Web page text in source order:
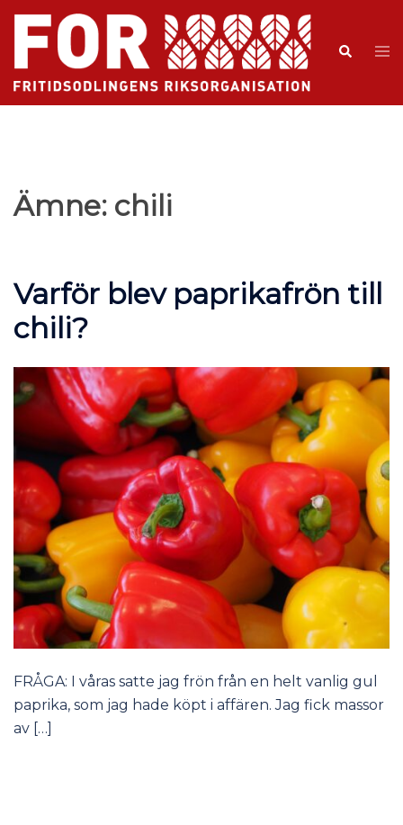
Ämne: chili
Varför blev paprikafrön till
chili?
FRÅGA: I våras satte jag frön från en helt vanlig gul
paprika, som jag hade köpt i affären. Jag fick massor
av […]